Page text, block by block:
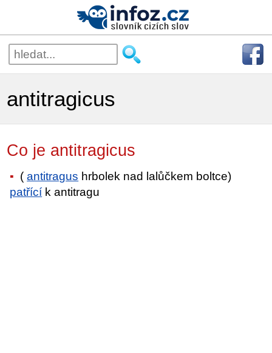
antitragicus
Co je antitragicus
(antitragus hrbolek nad lalůčkem boltce)
patřící k antitragu